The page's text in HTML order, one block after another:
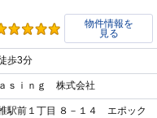
物件情報を
見る
歩3分
ｓｉｎｇ 株式会社
駅前１丁目 ８－１４ エポック